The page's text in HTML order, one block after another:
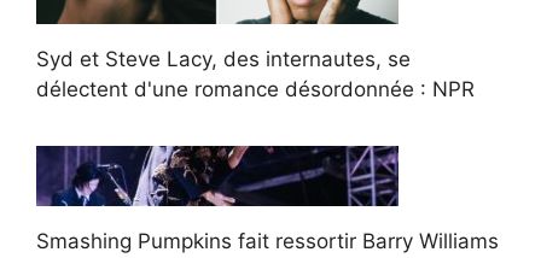
Syd et Steve Lacy, des internautes, se
délectent d'une romance désordonnée : NPR
Smashing Pumpkins fait ressortir Barry Williams